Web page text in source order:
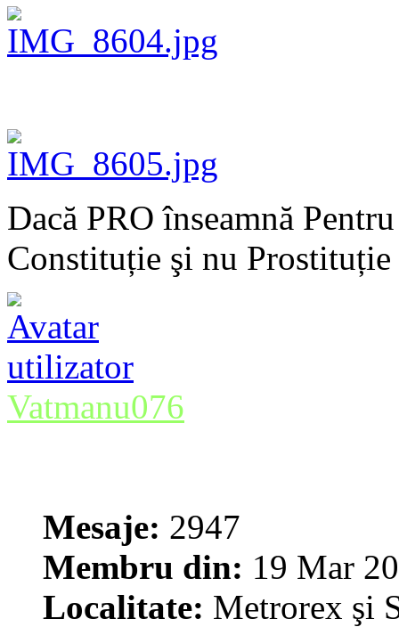
Dacă PRO înseamnă
Constituție şi nu Prostituție
Vatmanu076
Mesaje: 2947
Membru din: 19 Mar
Localitate: Metrorex şi